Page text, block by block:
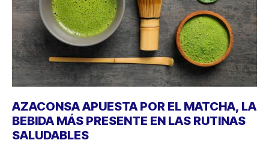
AZACONSA APUESTA POR EL MATCHA, LA
BEBIDA MÁS PRESENTE EN LAS RUTINAS
SALUDABLES